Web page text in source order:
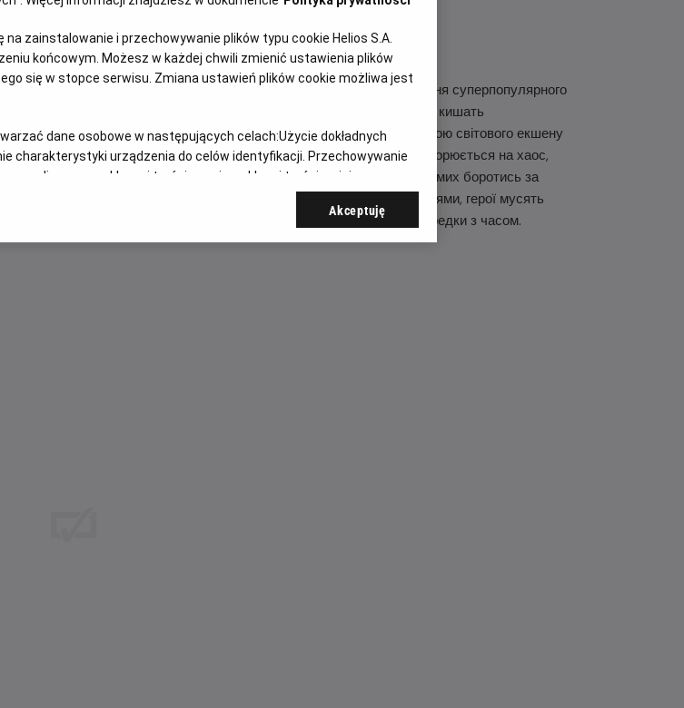
– це ковток адреналіну, який чекає на нас цього літа. Продовження суперпопулярного
року піднімає екшн вище неба та занурює у небачені глибини, які кишать
у незвідані глибини разом із Джейсоном Стейтемом та іконою світового екшену
дослідити найтемніші місця світового океану. Їхня подорож перетворюється на хаос,
операція зловмисників загрожує зірвати їхню місію та змушує їх самих боротись за
із гігантськими акулами-мегами та невтомними екозлочинцями, герої мусять
та перевершити безжальних хижаків у гонитві наввипередки з часом.
na zainstalowanie i przechowywanie plików typu cookie Helios S.A.
końcowym. Możesz w każdej chwili zmienić ustawienia plików
się w stopce serwisu. Zmiana ustawień plików cookie możliwa jest
dane osobowe w następujących celach:Użycie dokładnych
charakterystyki urządzenia do celów identyfikacji. Przechowywanie
reklamy i treści, pomiar reklam i treści, opinie
Akceptuję